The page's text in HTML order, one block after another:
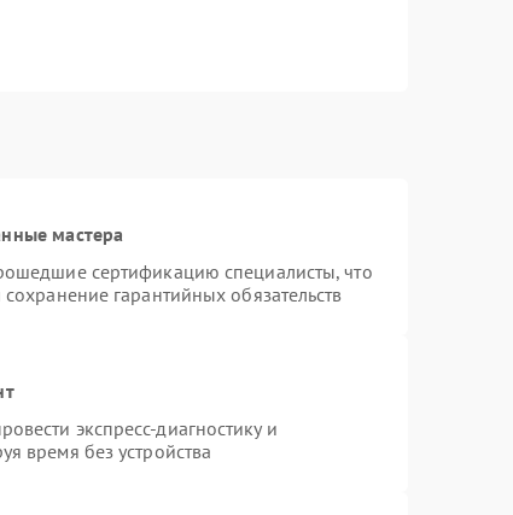
мастера
сертификацию специалисты, что
гарантийных обязательств
экспресс-диагностику и
время без устройства